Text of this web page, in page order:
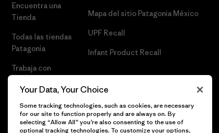
Encuentra una
Tienda
Todas las tiendas
Patagonia
Trabaja con
Mapa del sitio Patagonia México
UPF Recall
Infant Product Recall
Your Data, Your Choice
Some tracking technologies, such as cookies, are necessary
for our site to function properly and are always on. By
selecting “Allow All” you’re also consenting to the use of
optional tracking technologies. To customize your options,